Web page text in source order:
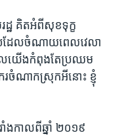
ឋ គិត​អំពី​សុខ​ទុក្ខ​
យ​ដែល​ចំណាយ​ពេលវេលា
ែល​យើង​កំពុង​តែ​ប្រឈម​
រ​ចំណាក​ស្រុក​អីនោះ ខ្ញុំ​
ាំង​កាលពីឆ្នាំ ២០១៩